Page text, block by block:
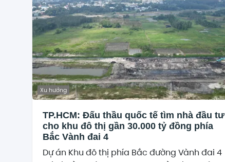
Xu hướng
TP.HCM: Đấu thầu quốc tế tìm nhà đầu tư
cho khu đô thị gần 30.000 tỷ đồng phía
Bắc Vành đai 4
Dự án Khu đô thị phía Bắc đường Vành đai 4